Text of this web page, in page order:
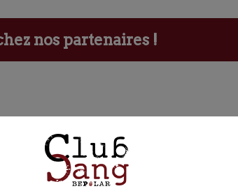
nos partenaires !